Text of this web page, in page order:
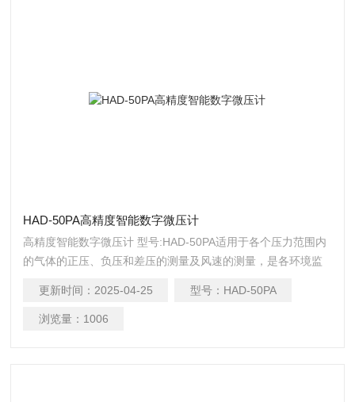
HAD-50PA高精度智能数字微压计
高精度智能数字微压计 型号:HAD-50PA适用于各个压力范围内
的气体的正压、负压和差压的测量及风速的测量，是各环境监
或标定压力的理想仪器，配上标准型皮托管可直读测量气体流
速。
更新时间： 2025-04-25 型号： HAD-50PA
浏览量： 1006